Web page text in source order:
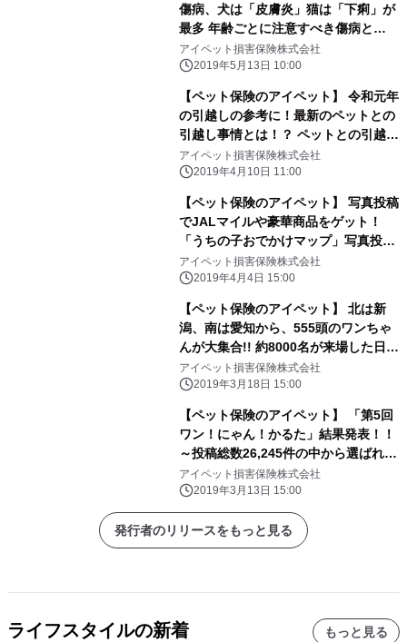
傷病、犬は「皮膚炎」猫は「下痢」が
最多 年齢ごとに注意すべき傷病と
は！？ ～ペットの保険金請求が多い傷
病のランキング2019～
アイペット損害保険株式会社
2019年5月13日 10:00
【ペット保険のアイペット】 令和元年
の引越しの参考に！最新のペットとの
引越し事情とは！？ ペットとの引越し
で最も大変なことは一体なに！？ ～ペ
ットとの引越しに関する調査～
アイペット損害保険株式会社
2019年4月10日 11:00
【ペット保険のアイペット】 写真投稿
でJALマイルや豪華商品をゲット！
「うちの子おでかけマップ」写真投稿
キャンペーン開始 ～JAL・マンダリン
ブラザーズとコラボ企画！～
アイペット損害保険株式会社
2019年4月4日 15:00
【ペット保険のアイペット】 北は新
潟、南は愛知から、555頭のワンちゃ
んが大集合!! 約8000名が来場した日本
最大級のドッグマラソン 「アイペット
うちの子HAPPYマラソン 2019」結果
アイペット損害保険株式会社
2019年3月18日 15:00
【ペット保険のアイペット】 「第5回
ワン！にゃん！かるた」結果発表！！
～投稿総数26,245件の中から選ばれた
46作品を公開～
アイペット損害保険株式会社
2019年3月13日 15:00
発行者のリリースをもっと見る
ライフスタイルの新着 もっと見る